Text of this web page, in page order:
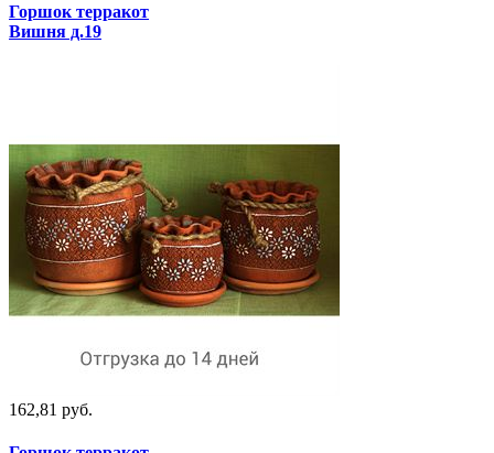
Горшок терракот
Вишня д.19
162,81 руб.